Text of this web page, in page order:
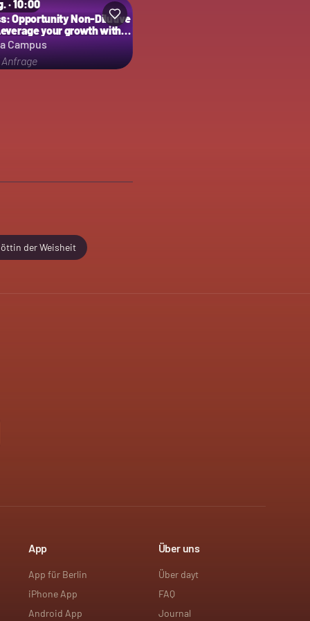
· 10:00
Opportunity Non-Dilutive
your growth with
Debt
Campus
der Weisheit
App
App für Berlin
iPhone App
Android App
Über uns
Über dayt
FAQ
Journal